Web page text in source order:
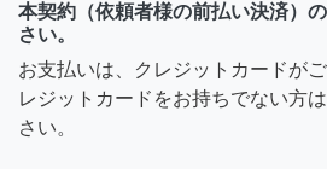
本契約（依頼者様の前払い決済）
さい。
お支払いは、クレジットカードが
レジットカードをお持ちでない方
さい。